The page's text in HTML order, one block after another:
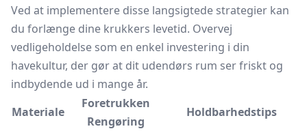
Ved at implementere disse langsigtede strategier kan
du forlænge dine krukkers levetid. Overvej
vedligeholdelse som en enkel investering i din
havekultur, der gør at dit udendørs rum ser friskt og
indbydende ud i mange år.
Materiale
Foretrukken
Rengøring
Holdbarhedstips